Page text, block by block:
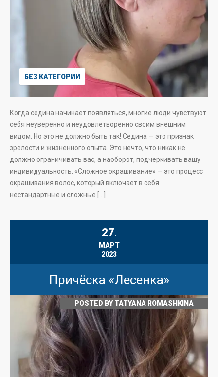
БЕЗ КАТЕГОРИИ
Когда седина начинает появляться, многие люди чувствуют
себя неуверенно и неудовлетворенно своим внешним
видом. Но это не должно быть так! Седина — это признак
зрелости и жизненного опыта. Это нечто, что никак не
должно ограничивать вас, а наоборот, подчеркивать вашу
индивидуальность. «Сложное окрашивание» — это процесс
окрашивания волос, который включает в себя
нестандартные и сложные […]
27.
МАРТ
2023
Причёска «Лесенка»
POSTED BYTATYANA ROMASHKINA